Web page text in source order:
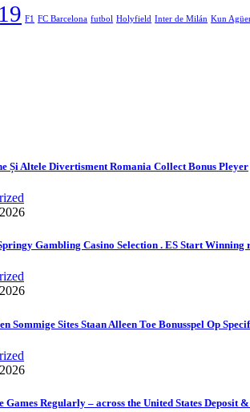
F1 FC Barcelona futbol Holyfield Inter de Milán Kun
Și Altele Divertisment Romania Collect Bonus Pleyer
Gambling Casino Selection . ES Start
Sommige Sites Staan ​​Alleen Toe Bonusspel Op
Games Regularly – across the United States Deposit